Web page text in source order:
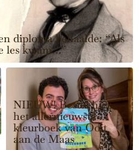
diploma behaalde: “Als
les kwam…”
NIEUW! Bestel hier
het allernieuwste
kleurboek van Ooit
aan de Maas